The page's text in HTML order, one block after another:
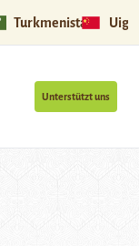
Turkmenistan
Unterstützt uns